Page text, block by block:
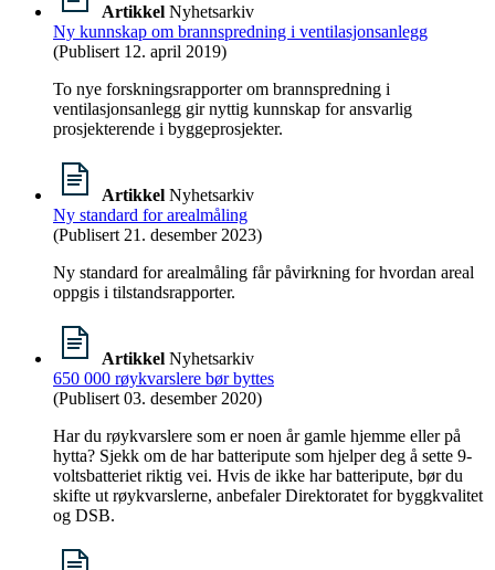
Artikkel Nyhetsarkiv
Ny kunnskap om brannspredning i ventilasjonsanlegg
(Publisert 12. april 2019)
To nye forskningsrapporter om brannspredning i
ventilasjonsanlegg gir nyttig kunnskap for ansvarlig
prosjekterende i byggeprosjekter.
Artikkel Nyhetsarkiv
Ny standard for arealmåling
(Publisert 21. desember 2023)
Ny standard for arealmåling får påvirkning for hvordan areal
oppgis i tilstandsrapporter.
Artikkel Nyhetsarkiv
650 000 røykvarslere bør byttes
(Publisert 03. desember 2020)
Har du røykvarslere som er noen år gamle hjemme eller på
hytta? Sjekk om de har batteripute som hjelper deg å sette 9-
voltsbatteriet riktig vei. Hvis de ikke har batteripute, bør du
skifte ut røykvarslerne, anbefaler Direktoratet for byggkvalitet
og DSB.